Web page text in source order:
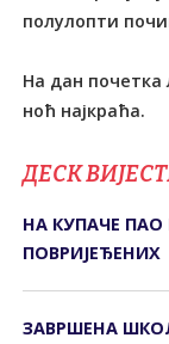
полулопти
На дан
ноћ најкраћа.
ДЕСК
НА КУПАЧЕ
ПОВРИЈЕЂЕНИХ
ЗАВРШЕНА